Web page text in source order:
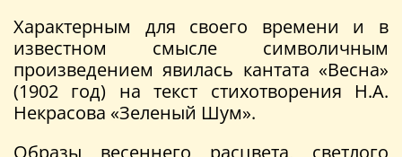
Характерным для своего времени и в
известном смысле символичным
произведением явилась кантата «Весна»
(1902 год) на текст стихотворения Н.А.
Некрасова «Зеленый Шум».
Образы весеннего расцвета, светлого